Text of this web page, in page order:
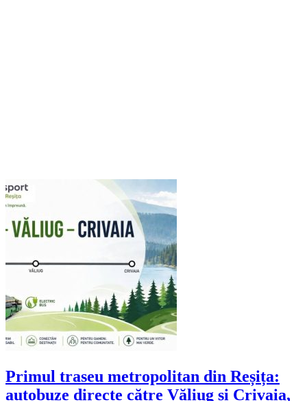
Primul traseu metropolitan din Reșița:
autobuze directe către Văliug și Crivaia,